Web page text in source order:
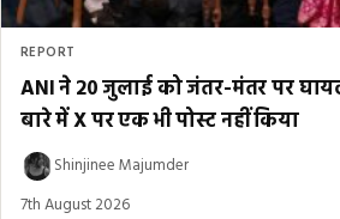
REPORT
ANI ने 20 जुलाई को जंतर-मंतर पर
बारे में X पर एक भी पोस्ट नहीं किया
Shinjinee Majumder
7th August 2026